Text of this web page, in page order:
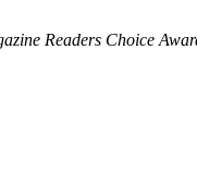
Readers Choice